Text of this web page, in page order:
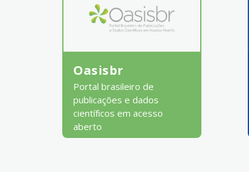
Oasisbr
Portal brasileiro de
publicações e dados
científicos em acesso
aberto